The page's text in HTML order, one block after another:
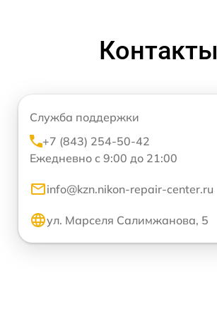
Контакты
Служба поддержки
+7 (843) 254-50-42
Ежедневно с 9:00 до 21:00
info@kzn.nikon-repair-center.ru
ул. Марселя Салимжанова, 5